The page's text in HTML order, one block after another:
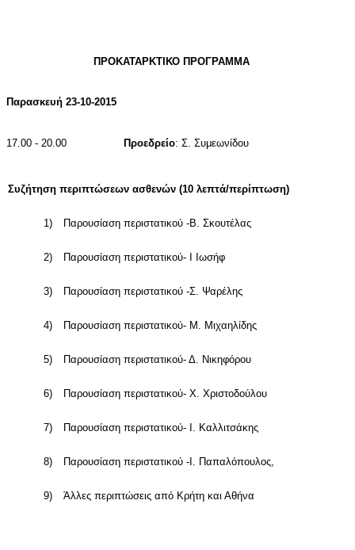
ΠΡΟΚΑΤΑΡΚΤΙΚΟ ΠΡΟΓΡΑΜΜΑ
Παρασκευή 23-10-2015
17.00 - 20.00 Προεδρείο: Σ. Συμεωνίδου
Συζήτηση περιπτώσεων ασθενών (10 λεπτά/περίπτωση)
1) Παρουσίαση περιστατικού -Β. Σκουτέλας
2) Παρουσίαση περιστατικού- Ι Ιωσήφ
3) Παρουσίαση περιστατικού -Σ. Ψαρέλης
4) Παρουσίαση περιστατικού- Μ. Μιχαηλίδης
5) Παρουσίαση περιστατικού- Δ. Νικηφόρου
6) Παρουσίαση περιστατικού- Χ. Χριστοδούλου
7) Παρουσίαση περιστατικού- Ι. Καλλιτσάκης
8) Παρουσίαση περιστατικού -Ι. Παπαλόπουλος,
9) Άλλες περιπτώσεις από Κρήτη και Αθήνα